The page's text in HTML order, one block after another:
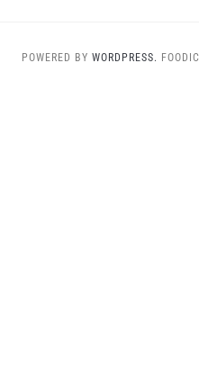
POWERED BY WORDPRESS.